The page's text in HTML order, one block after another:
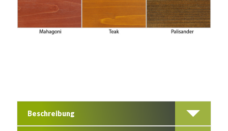
Beschreibung